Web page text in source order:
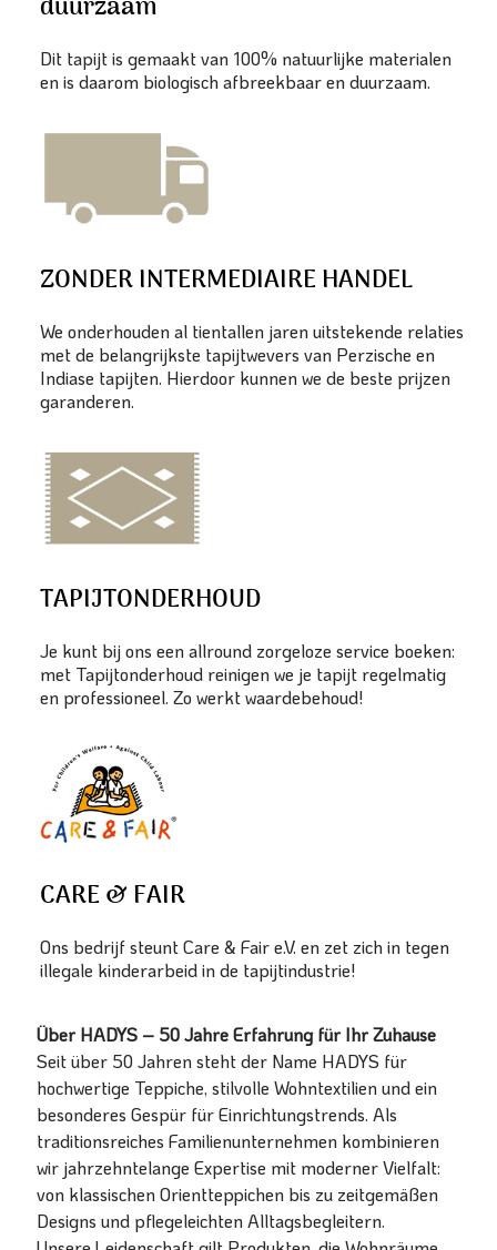
duurzaam
Dit tapijt is gemaakt van 100% natuurlijke materialen
en is daarom biologisch afbreekbaar en duurzaam.
ZONDER INTERMEDIAIRE HANDEL
We onderhouden al tientallen jaren uitstekende relaties
met de belangrijkste tapijtwevers van Perzische en
Indiase tapijten. Hierdoor kunnen we de beste prijzen
garanderen.
TAPIJTONDERHOUD
Je kunt bij ons een allround zorgeloze service boeken:
met Tapijtonderhoud reinigen we je tapijt regelmatig
en professioneel. Zo werkt waardebehoud!
CARE & FAIR
Ons bedrijf steunt Care & Fair e.V. en zet zich in tegen
illegale kinderarbeid in de tapijtindustrie!
Über HADYS – 50 Jahre Erfahrung für Ihr Zuhause
Seit über 50 Jahren steht der Name HADYS für
hochwertige Teppiche, stilvolle Wohntextilien und ein
besonderes Gespür für Einrichtungstrends. Als
traditionsreiches Familienunternehmen kombinieren
wir jahrzehntelange Expertise mit moderner Vielfalt:
von klassischen Orientteppichen bis zu zeitgemäßen
Designs und pflegeleichten Alltagsbegleitern.